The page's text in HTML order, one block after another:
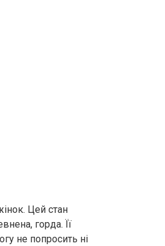
Цей стан
горда. Її
не попросить ні